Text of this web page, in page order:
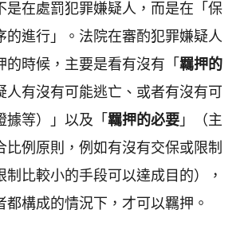
是在處罰犯罪嫌疑人，而是在「保
的進行」。法院在審酌犯罪嫌疑人
的時候，主要是看有沒有「 羈押的
人有沒有可能逃亡、或者有沒有可
據等）」以及「 羈押的必要 」（主
比例原則，例如有沒有交保或限制
制比較小的手段可以達成目的），
都構成的情況下，才可以羈押。